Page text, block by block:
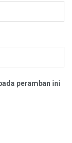
peramban ini